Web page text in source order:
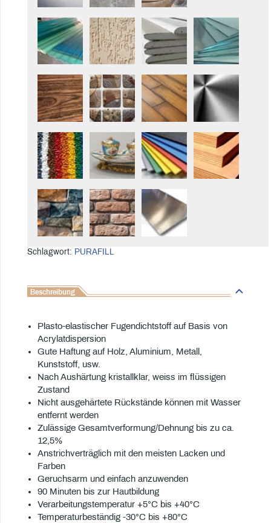
Schlagwort: PURAFILL
Beschreibung
Plasto-elastischer Fugendichtstoff auf Basis von
Acrylatdispersion
Gute Haftung auf Holz, Aluminium, Metall,
Kunststoff, usw.
Nach Aushärtung kristallklar, weiss im flüssigen
Zustand
Nicht ausgehärtete Rückstände können mit Wasser
entfernt werden
Zulässige Gesamtverformung/Dehnung bis zu ca.
12,5%
Anstrichverträglich mit den meisten Lacken und
Farben
Geruchsarm und einfach anzuwenden
90 Minuten bis zur Hautbildung
Verarbeitungstemperatur +5°C bis +40°C
Temperaturbeständig -30°C bis +80°C